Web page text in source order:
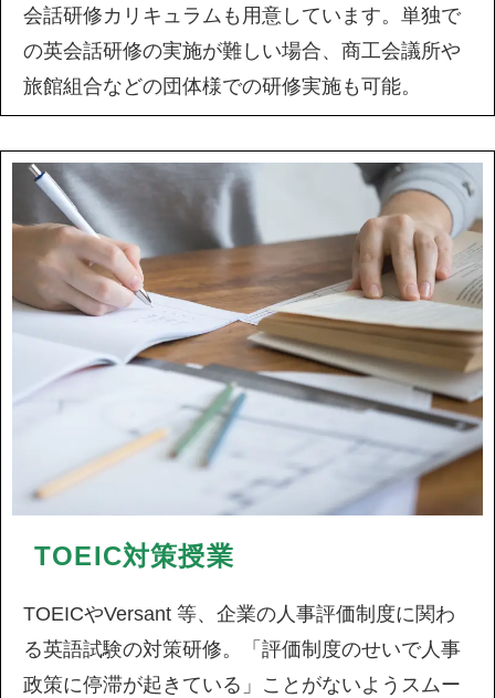
会話研修カリキュラムも用意しています。単独で
の英会話研修の実施が難しい場合、商工会議所や
旅館組合などの団体様での研修実施も可能。
TOEIC対策授業
TOEICやVersant 等、企業の人事評価制度に関わ
る英語試験の対策研修。「評価制度のせいで人事
政策に停滞が起きている」ことがないようスムー